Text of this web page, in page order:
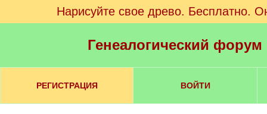
Нарисуйте свое древо. Бесплатно.
Генеалогический
РЕГИСТРАЦИЯ ВОЙТИ